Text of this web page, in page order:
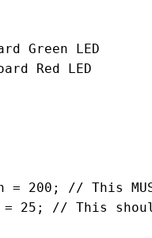
Green LED
Red LED
= 200; // This
25; // This